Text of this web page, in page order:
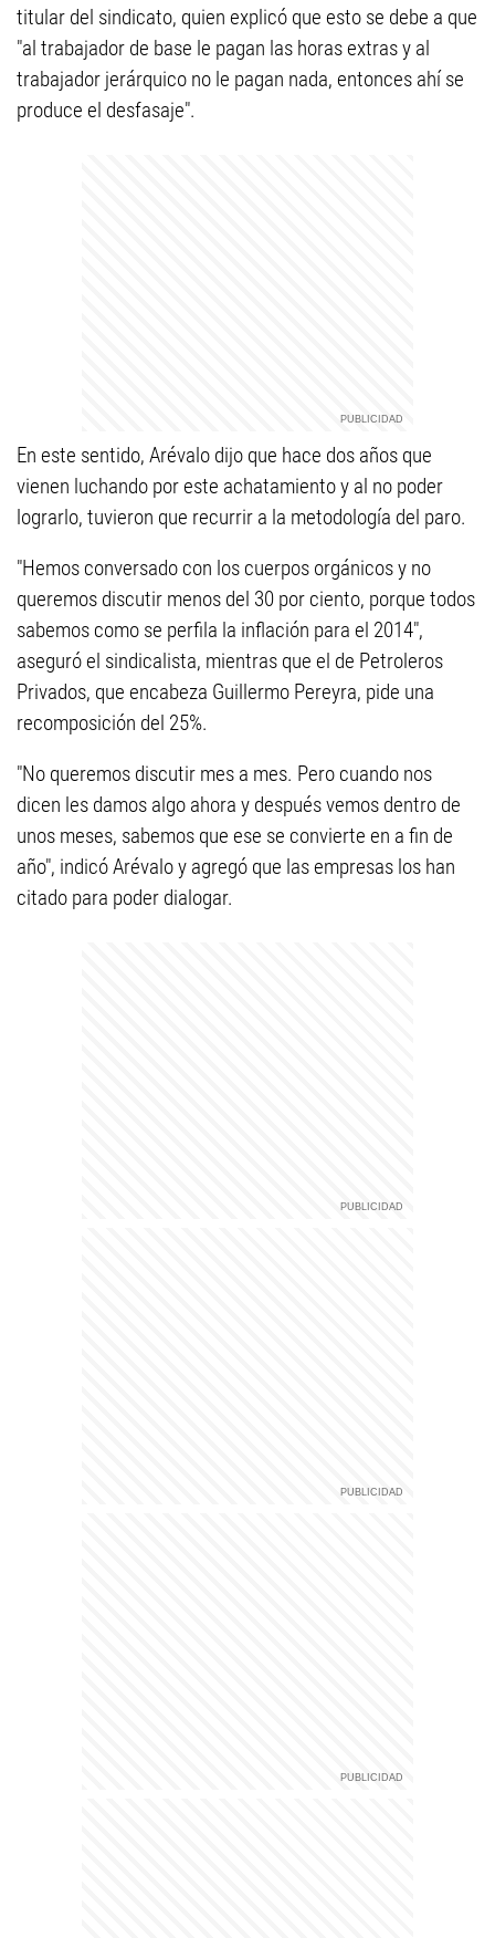
titular del sindicato, quien explicó que esto se debe a que
"al trabajador de base le pagan las horas extras y al
trabajador jerárquico no le pagan nada, entonces ahí se
produce el desfasaje".
En este sentido, Arévalo dijo que hace dos años que
vienen luchando por este achatamiento y al no poder
lograrlo, tuvieron que recurrir a la metodología del paro.
"Hemos conversado con los cuerpos orgánicos y no
queremos discutir menos del 30 por ciento, porque todos
sabemos como se perfila la inflación para el 2014",
aseguró el sindicalista, mientras que el de Petroleros
Privados, que encabeza Guillermo Pereyra, pide una
recomposición del 25%.
"No queremos discutir mes a mes. Pero cuando nos
dicen les damos algo ahora y después vemos dentro de
unos meses, sabemos que ese se convierte en a fin de
año", indicó Arévalo y agregó que las empresas los han
citado para poder dialogar.